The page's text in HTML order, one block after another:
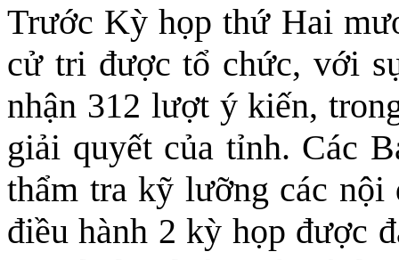
Trước Kỳ họp thứ Hai
cử tri được tổ chức, với
nhận 312 lượt ý kiến,
giải quyết của tỉnh. Các
thẩm tra kỹ lưỡng các nội
điều hành 2 kỳ họp được